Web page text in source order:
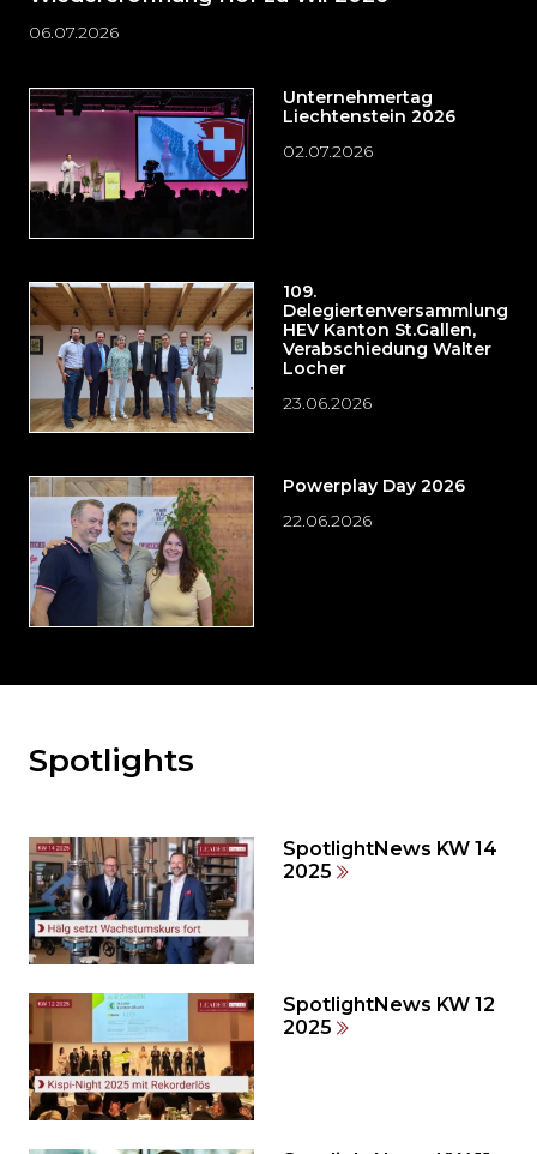
06.07.2026
Unternehmertag
Liechtenstein 2026
02.07.2026
109.
Delegiertenversammlung
HEV Kanton St.Gallen,
Verabschiedung Walter
Locher
23.06.2026
Powerplay Day 2026
22.06.2026
Möchten
den
weiteren
Inhalt
auslassen
und
zum
Seitenende
springen?
Spotlights
SpotlightNews KW 14
2025
SpotlightNews KW 12
2025